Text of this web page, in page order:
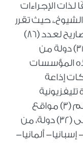
لذات الإجراءات
حيث تقرر
الاستمرار في العمل بالاعتمادات والتصاريح لعدد (86)
مؤسسة إعلامية أجنبية، تنتمي إلى (32) دولة من
المؤسسات
عالمية و(6) شبكات إذاعة
وعالمية، و(25) قناة تليفزيونية
أجنبية، و(23) صحيفة ومجلة من بينهم (3) مواقع
إخبارية وإلكترونية، وتنتمي جميعها إلى (32) دولة، من
ألمانيا-